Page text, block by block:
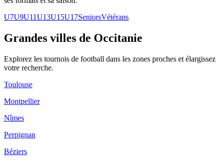
U7U9U11U13U15U17SeniorsVétérans
Grandes villes de Occitanie
Explorez les tournois de football dans les zones proches et élargissez
votre recherche.
Toulouse
Montpellier
Nîmes
Perpignan
Béziers